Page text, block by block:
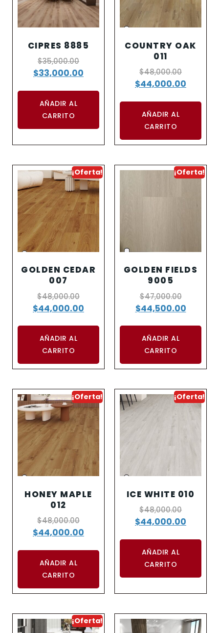
CIPRES 8885
$35,000.00
$33,000.00
AÑADIR AL
CARRITO
COUNTRY OAK
011
$48,000.00
$44,000.00
AÑADIR AL
CARRITO
¡Oferta!
GOLDEN CEDAR
007
$48,000.00
$44,000.00
AÑADIR AL
CARRITO
¡Oferta!
GOLDEN FIELDS
9005
$47,000.00
$44,500.00
AÑADIR AL
CARRITO
¡Oferta!
HONEY MAPLE
012
$48,000.00
$44,000.00
AÑADIR AL
CARRITO
¡Oferta!
ICE WHITE 010
$48,000.00
$44,000.00
AÑADIR AL
CARRITO
¡Oferta!